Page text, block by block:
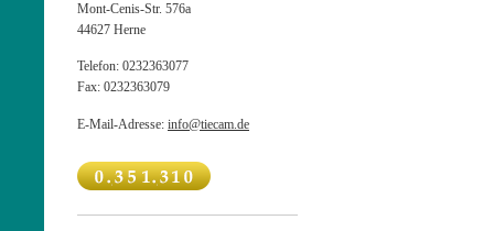
Mont-Cenis-Str. 576a
44627 Herne
Telefon: 0232363077
Fax: 0232363079
E-Mail-Adresse: info@tiecam.de